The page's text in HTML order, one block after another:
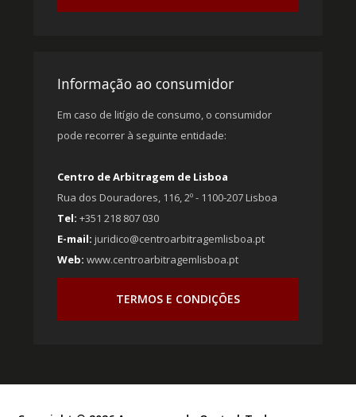
Informação ao consumidor
Em caso de litígio de consumo, o consumidor
pode recorrer à seguinte entidade:
Centro de Arbitragem de Lisboa
Rua dos Douradores, 116, 2º - 1100-207 Lisboa
Tel: +351 218 807 030
E-mail: juridico@centroarbitragemlisboa.pt
Web: www.centroarbitragemlisboa.pt
TERMOS E CONDIÇÕES